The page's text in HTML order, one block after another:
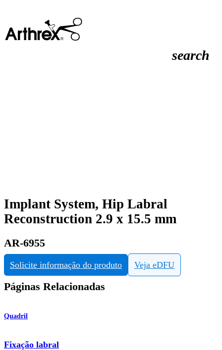
search
Implant System, Hip Labral
Reconstruction 2.9 x 15.5 mm
AR-6955
Solicite informação do produto Veja eDFU
Páginas Relacionadas
Quadril
Fixação labral